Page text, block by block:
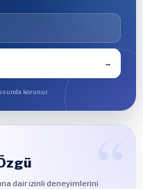
→
korunur.
dair izinli deneyimlerini